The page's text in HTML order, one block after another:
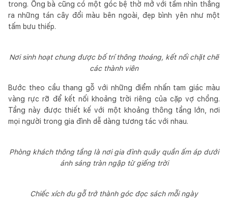
trong. Ông bà cũng có một góc bệ thờ mở với tầm nhìn thẳng
ra những tán cây đổi màu bên ngoài, đẹp bình yên như một
tấm bưu thiếp.
Nơi sinh hoạt chung được bố trí thông thoáng, kết nối chặt chẽ
các thành viên
Bước theo cầu thang gỗ với những điểm nhấn tam giác màu
vàng rực rỡ để kết nối khoảng trời riêng của cặp vợ chồng.
Tầng này được thiết kế với một khoảng thông tầng lớn, nơi
mọi người trong gia đình dễ dàng tương tác với nhau.
Phòng khách thông tầng là nơi gia đình quây quần ấm áp dưới
ánh sáng tràn ngập từ giếng trời
Chiếc xích đu gỗ trở thành góc đọc sách mỗi ngày